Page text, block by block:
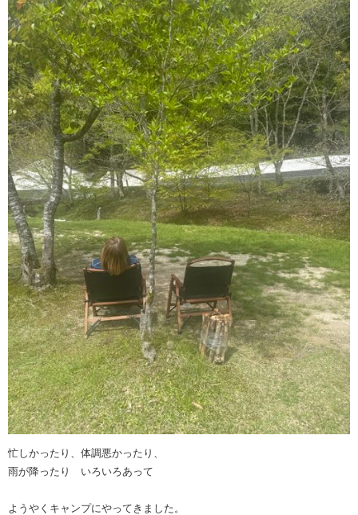
忙しかったり、体調悪かったり、
雨が降ったり いろいろあって
ようやくキャンプにやってきました。